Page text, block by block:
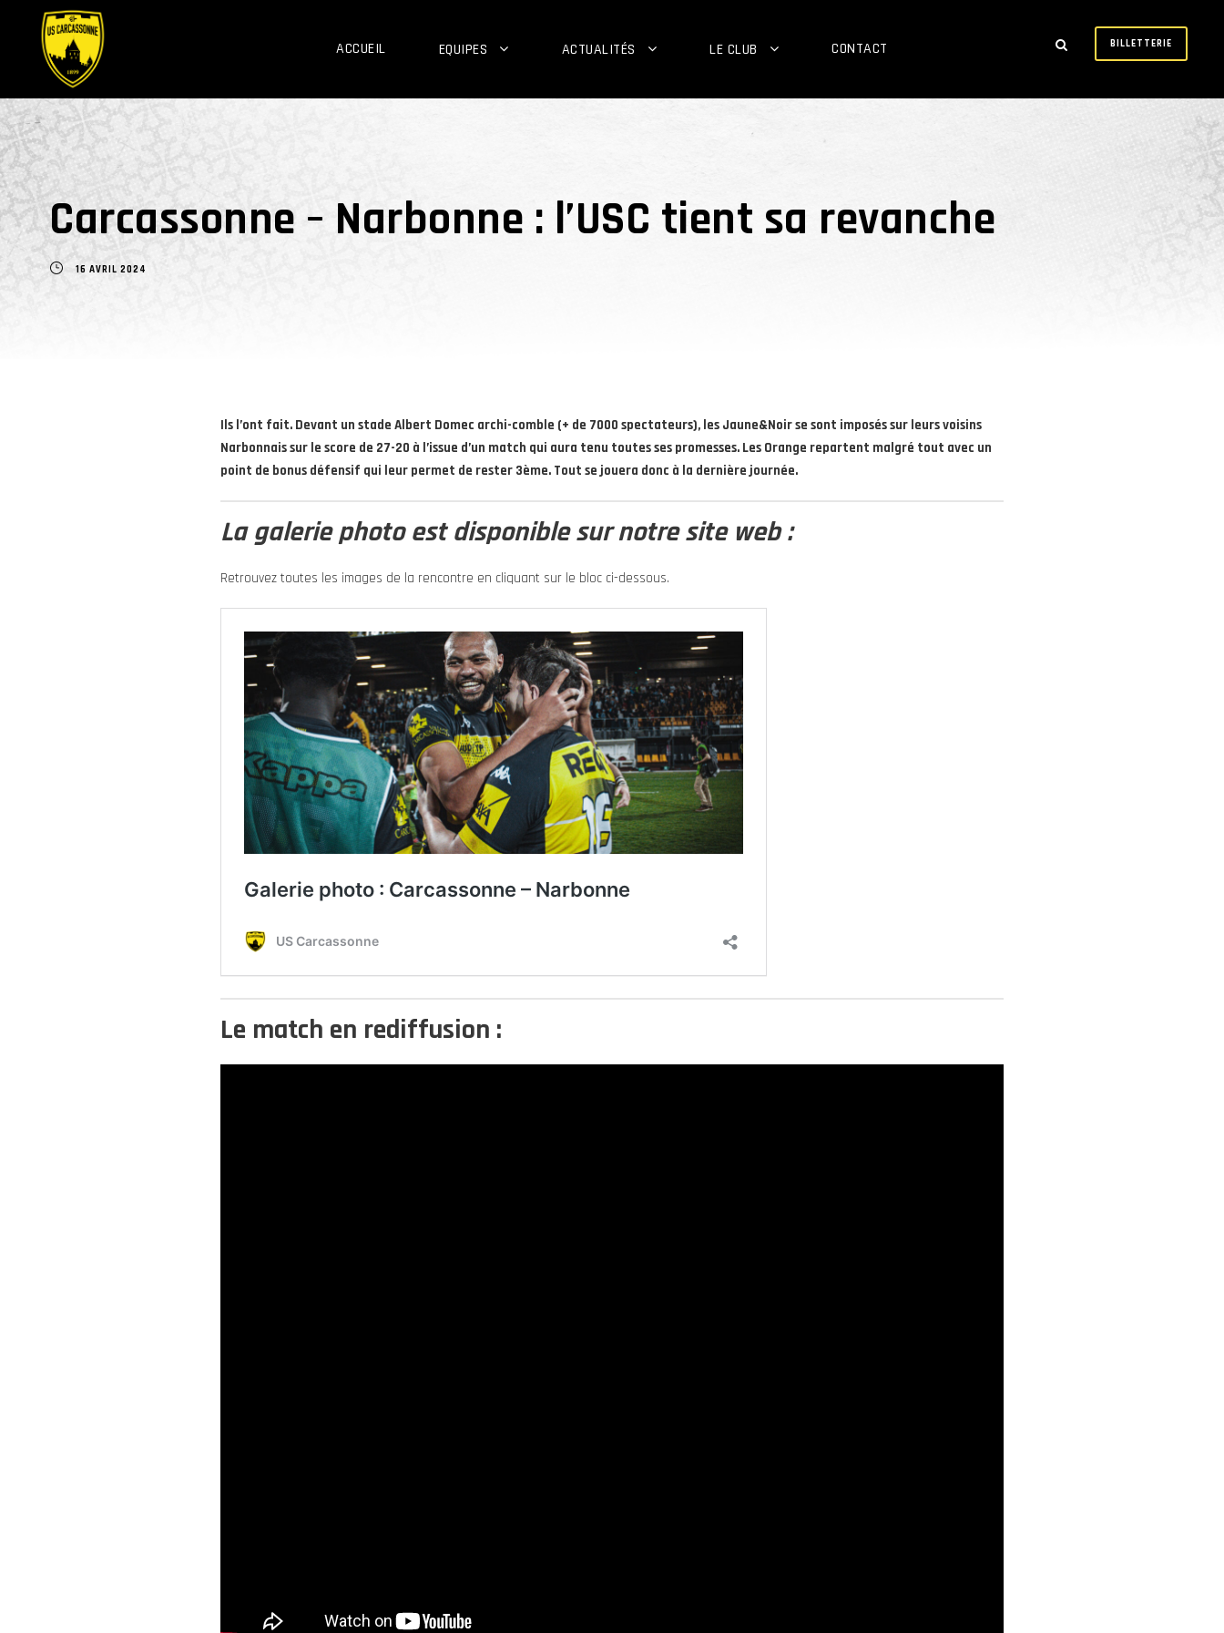
ACCUEIL EQUIPES ACTUALITÉS LE CLUB CONTACT BILLETTERIE
Carcassonne – Narbonne : l’USC tient sa revanche
16 AVRIL 2024
Ils l’ont fait. Devant un stade Albert Domec archi-comble (+ de 7000 spectateurs), les Jaune&Noir se sont imposés sur leurs voisins
Narbonnais sur le score de 27-20 à l’issue d’un match qui aura tenu toutes ses promesses. Les Orange repartent malgré tout avec un
point de bonus défensif qui leur permet de rester 3ème. Tout se jouera donc à la dernière journée.
La galerie photo est disponible sur notre site web :
Retrouvez toutes les images de la rencontre en cliquant sur le bloc ci-dessous.
Le match en rediffusion :